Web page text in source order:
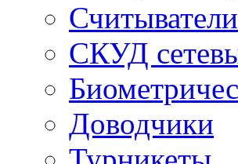
Считыватели
СКУД
Доводчики